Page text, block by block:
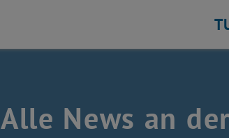
Alle News an